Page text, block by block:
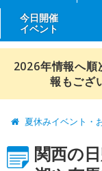
今日開催
イベント
2026年情報へ順
報もござ
夏休みイベント・
関西の